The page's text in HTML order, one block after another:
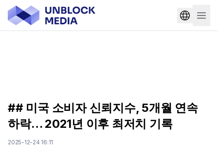
## 미국 소비자 신뢰지수, 5개월 연속
하락… 2021년 이후 최저치 기록
2025-12-24 16:11